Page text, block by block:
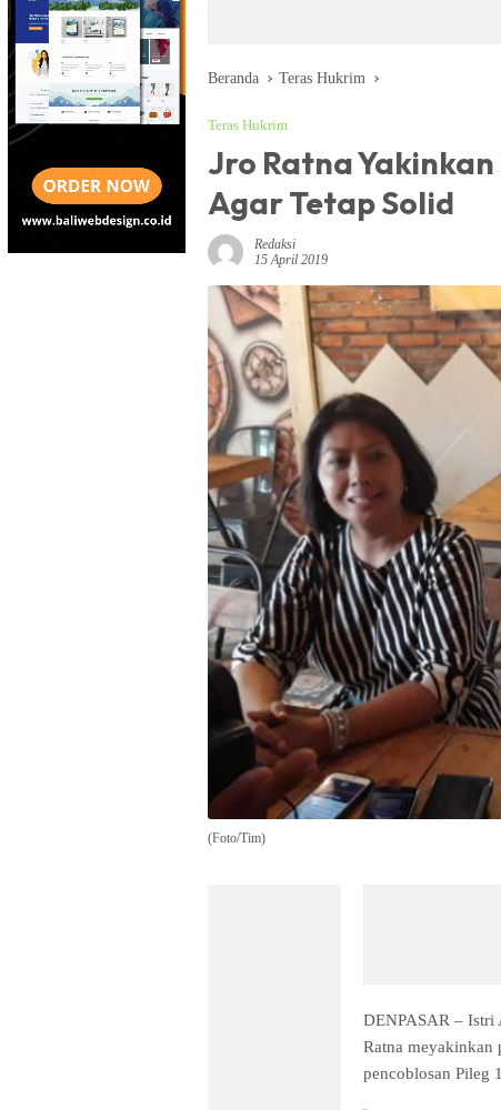
Beranda Teras Hukrim
Teras Hukrim
Jro Ratna
Agar Tetap Solid
Redaksi
15 April 2019
(Foto/Tim)
DENPASAR – Istri
Ratna meyakinkan
pencoblosan Pileg